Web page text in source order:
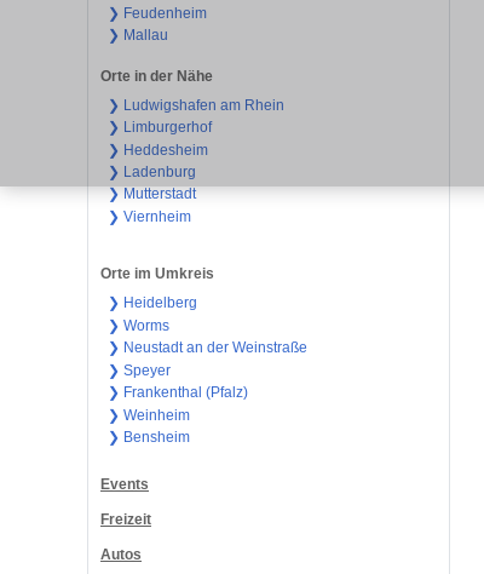
❯ Feudenheim
❯ Mallau
Orte in der Nähe
❯ Ludwigshafen am Rhein
❯ Limburgerhof
❯ Heddesheim
❯ Ladenburg
❯ Mutterstadt
❯ Viernheim
Orte im Umkreis
❯ Heidelberg
❯ Worms
❯ Neustadt an der Weinstraße
❯ Speyer
❯ Frankenthal (Pfalz)
❯ Weinheim
❯ Bensheim
Events
Freizeit
Autos